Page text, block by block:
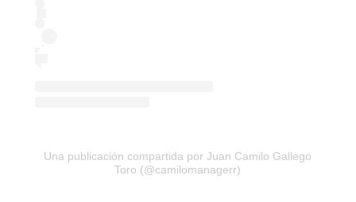
Una publicación compartida por Juan Camilo Gallego
Toro (@camilomanagerr)